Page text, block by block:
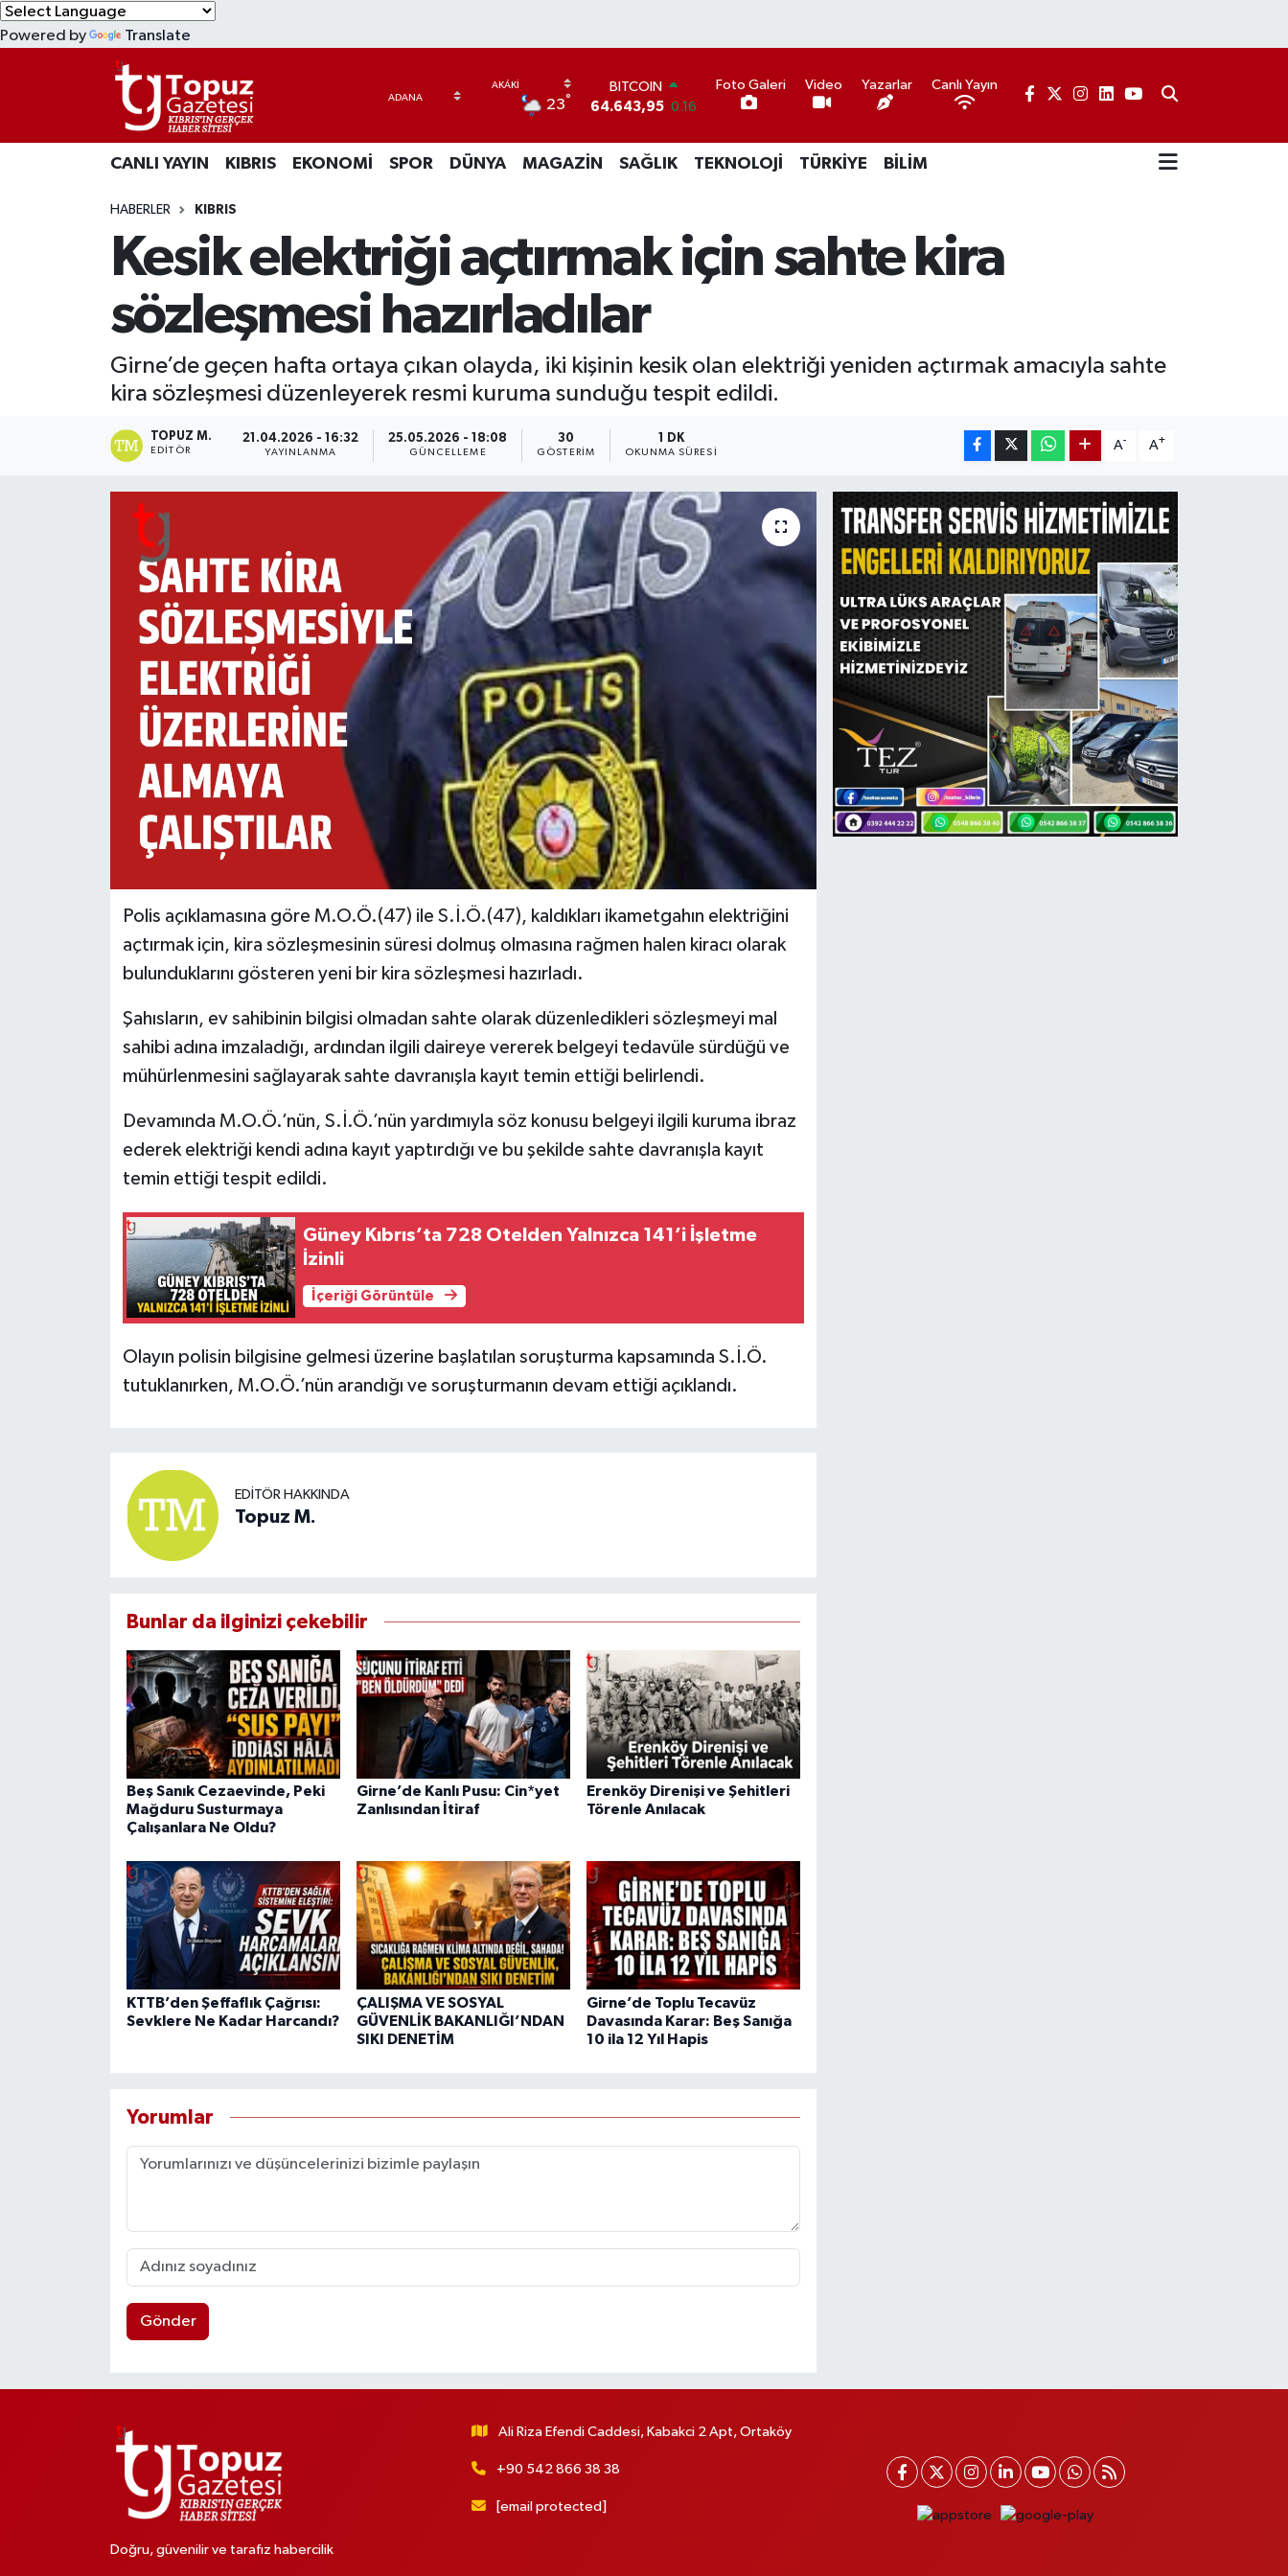
Powered by Translate
23°
BITCOIN
64.643,95 0.16
47,6704 0
EURO
GRAM ALTIN
6500.87 0.12
13.799
Foto Galeri Video Yazarlar Canlı Yayın
CANLI YAYIN KIBRIS EKONOMİ SPOR DÜNYA MAGAZİN SAĞLIK TEKNOLOJİ TÜRKİYE BİLİM
HABERLER KIBRIS
Kesik elektriği açtırmak için sahte kira
sözleşmesi hazırladılar
Girne’de geçen hafta ortaya çıkan olayda, iki kişinin kesik olan elektriği yeniden açtırmak amacıyla sahte
kira sözleşmesi düzenleyerek resmi kuruma sunduğu tespit edildi.
TOPUZ M.
EDITÖR
21.04.2026 - 16:32
YAYINLANMA
25.05.2026 - 18:08
GÜNCELLEME
30
GÖSTERIM
1 DK
OKUNMA SÜRESI
A- A+
Polis açıklamasına göre M.O.Ö.(47) ile S.İ.Ö.(47), kaldıkları ikametgahın elektriğini
açtırmak için, kira sözleşmesinin süresi dolmuş olmasına rağmen halen kiracı olarak
bulunduklarını gösteren yeni bir kira sözleşmesi hazırladı.
Şahısların, ev sahibinin bilgisi olmadan sahte olarak düzenledikleri sözleşmeyi mal
sahibi adına imzaladığı, ardından ilgili daireye vererek belgeyi tedavüle sürdüğü ve
mühürlenmesini sağlayarak sahte davranışla kayıt temin ettiği belirlendi.
Devamında M.O.Ö.’nün, S.İ.Ö.’nün yardımıyla söz konusu belgeyi ilgili kuruma ibraz
ederek elektriği kendi adına kayıt yaptırdığı ve bu şekilde sahte davranışla kayıt
temin ettiği tespit edildi.
Güney Kıbrıs’ta 728 Otelden Yalnızca 141’i İşletme
İzinli
İçeriği Görüntüle
Olayın polisin bilgisine gelmesi üzerine başlatılan soruşturma kapsamında S.İ.Ö.
tutuklanırken, M.O.Ö.’nün arandığı ve soruşturmanın devam ettiği açıklandı.
EDITÖR HAKKINDA
Topuz M.
Bunlar da ilginizi çekebilir
Beş Sanık Cezaevinde, Peki
Mağduru Susturmaya
Çalışanlara Ne Oldu?
Girne’de Kanlı Pusu: Cin*yet
Zanlısından İtiraf
Erenköy Direnişi ve Şehitleri
Törenle Anılacak
KTTB’den Şeffaflık Çağrısı:
Sevklere Ne Kadar Harcandı?
ÇALIŞMA VE SOSYAL
GÜVENLİK BAKANLIĞI’NDAN
SIKI DENETİM
Girne’de Toplu Tecavüz
Davasında Karar: Beş Sanığa
10 ila 12 Yıl Hapis
Yorumlar
Gönder
Doğru, güvenilir ve tarafız habercilik
Ali Riza Efendi Caddesi, Kabakci 2 Apt, Ortaköy
+90 542 866 38 38
[email protected]
EKONOMİ
MAGAZİN
TEKNOLOJİ
Lefkoşa Nöbetçi Eczaneler
Lefkoşa Hava Durumu
Lefkoşa Trafik Yoğunluk Haritası
Süper Lig Puan Durumu ve Fikstür
Tüm Manşetler
Son Dakika Haberleri
Haber Arşivi